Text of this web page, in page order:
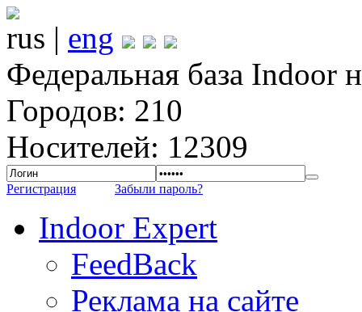
rus | eng
Федеральная база Indoor
Городов: 210
Носителей: 12309
Регистрация Забыли пароль?
Indoor Expert
FeedBack
Реклама на сайте